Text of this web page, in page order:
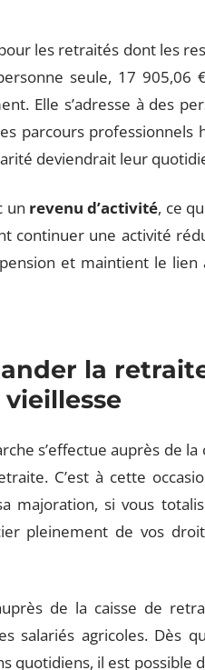
les retraités dont les
seule, 17 905,06
Elle s’adresse à des
parcours professionnels
deviendrait leur
un revenu d’activité, ce
continuer une activité
et maintient le lien
la
s’effectue auprès de
C’est à cette
majoration, si vous
pleinement de vos
de la caisse de
salariés agricoles. Dès
il est possible